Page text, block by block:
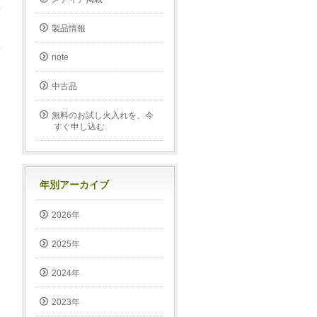
製品情報
note
中古品
無料のお試し火入れを、今
すぐ申し込む
年別アーカイブ
2026年
2025年
2024年
2023年